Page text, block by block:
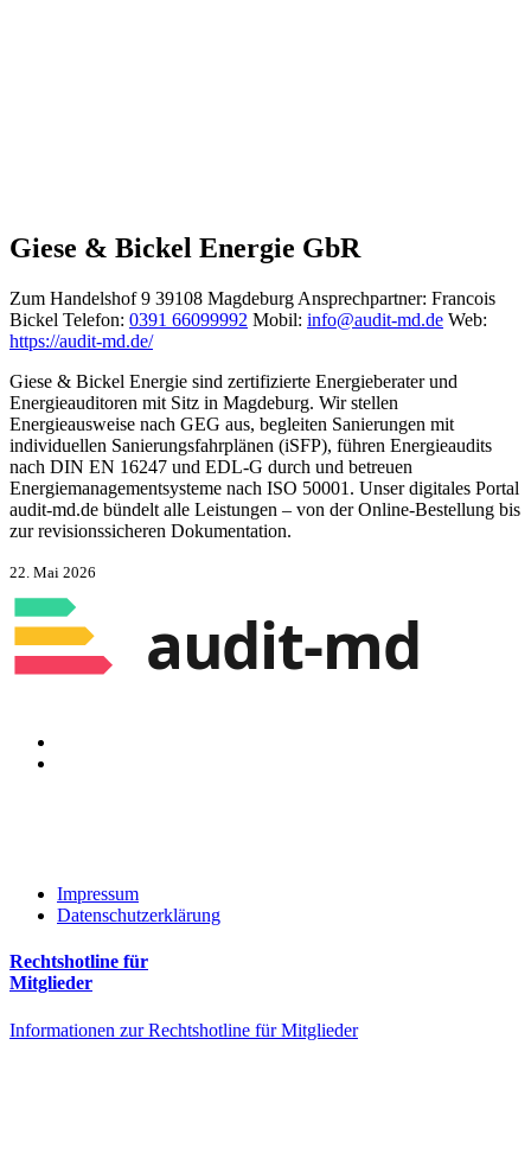
Giese & Bickel Energie GbR
Zum Handelshof 9 39108 Magdeburg Ansprechpartner: Francois
Bickel Telefon: 0391 66099992 Mobil: info@audit-md.de Web:
https://audit-md.de/
Giese & Bickel Energie sind zertifizierte Energieberater und
Energieauditoren mit Sitz in Magdeburg. Wir stellen
Energieausweise nach GEG aus, begleiten Sanierungen mit
individuellen Sanierungsfahrplänen (iSFP), führen Energieaudits
nach DIN EN 16247 und EDL-G durch und betreuen
Energiemanagementsysteme nach ISO 50001. Unser digitales Portal
audit-md.de bündelt alle Leistungen – von der Online-Bestellung bis
zur revisionssicheren Dokumentation.
22. Mai 2026
Impressum
Datenschutzerklärung
Rechtshotline für
Mitglieder
Informationen zur Rechtshotline für Mitglieder